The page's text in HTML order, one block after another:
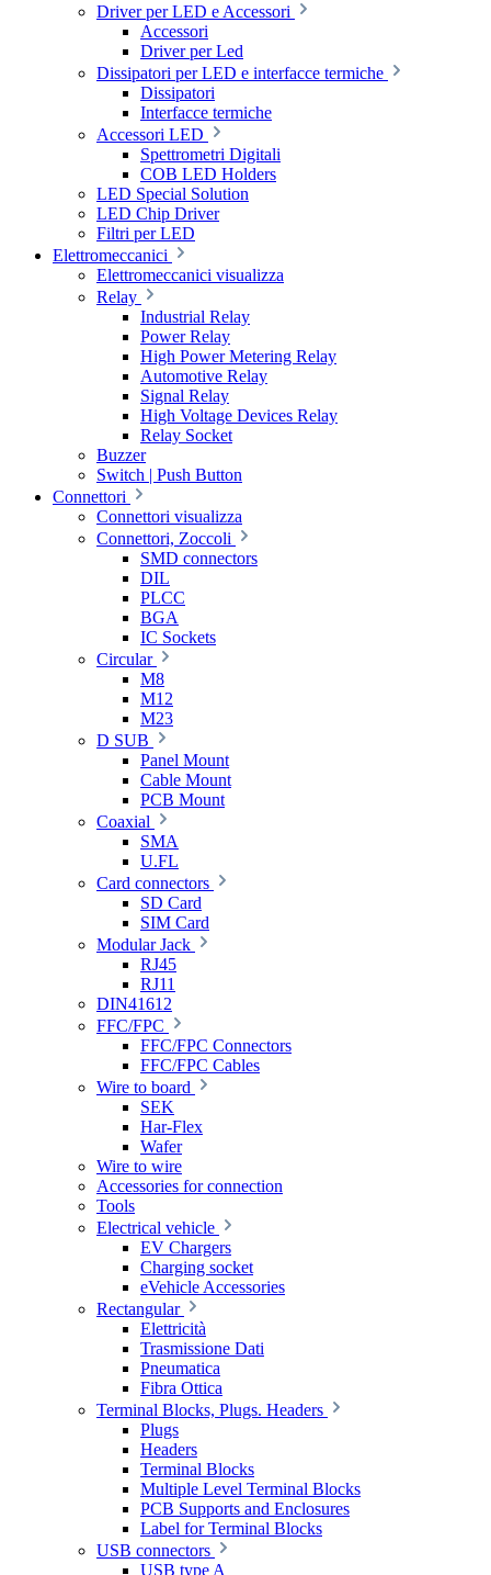
Driver per LED e Accessori
Accessori
Driver per Led
Dissipatori per LED e interfacce termiche
Dissipatori
Interfacce termiche
Accessori LED
Spettrometri Digitali
COB LED Holders
LED Special Solution
LED Chip Driver
Filtri per LED
Elettromeccanici
Elettromeccanici visualizza
Relay
Industrial Relay
Power Relay
High Power Metering Relay
Automotive Relay
Signal Relay
High Voltage Devices Relay
Relay Socket
Buzzer
Switch | Push Button
Connettori
Connettori visualizza
Connettori, Zoccoli
SMD connectors
DIL
PLCC
BGA
IC Sockets
Circular
M8
M12
M23
D SUB
Panel Mount
Cable Mount
PCB Mount
Coaxial
SMA
U.FL
Card connectors
SD Card
SIM Card
Modular Jack
RJ45
RJ11
DIN41612
FFC/FPC
FFC/FPC Connectors
FFC/FPC Cables
Wire to board
SEK
Har-Flex
Wafer
Wire to wire
Accessories for connection
Tools
Electrical vehicle
EV Chargers
Charging socket
eVehicle Accessories
Rectangular
Elettricità
Trasmissione Dati
Pneumatica
Fibra Ottica
Terminal Blocks, Plugs. Headers
Plugs
Headers
Terminal Blocks
Multiple Level Terminal Blocks
PCB Supports and Enclosures
Label for Terminal Blocks
USB connectors
USB type A